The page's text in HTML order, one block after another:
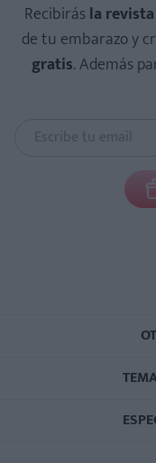
Recibirásla
de tu embarazo y
gratis. Además